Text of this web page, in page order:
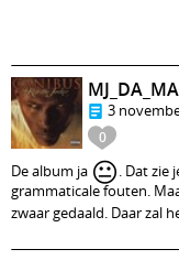
0
3
De album ja 😐. Dat zie
grammaticale fouten.
zwaar gedaald. Daar zal